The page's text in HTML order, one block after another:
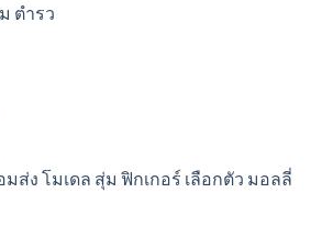
ตำรว
มส่ง โมเดล สุ่ม ฟิกเกอร์ เลือกตัว มอลลี่